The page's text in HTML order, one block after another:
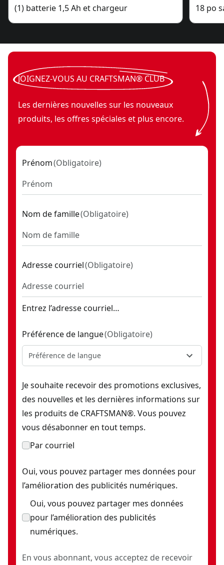
(1) batterie 1,5 Ah et chargeur
18 po
JOIGNEZ-VOUS AU CRAFTSMAN® CLUB
Les dernières nouvelles sur les nouveaux
produits, les offres spéciales et plus encore.
Prénom(Obligatoire)
Nom de famille(Obligatoire)
Adresse courriel(Obligatoire)
Entrez l’adresse courriel…
Préférence de langue(Obligatoire)
Préférence de langue
Je souhaite recevoir des promotions exclusives,
des nouvelles et les dernières informations sur
les produits de CRAFTSMAN®. Vous pouvez
vous désabonner en tout temps.
Par courriel
Oui, vous pouvez partager mes données pour
l’amélioration des publicités numériques.
Oui, vous pouvez partager mes données
pour l’amélioration des publicités
numériques.
En vous abonnant, vous acceptez de recevoir